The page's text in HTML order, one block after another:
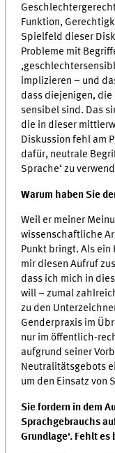
Funktion,
Spielfeld dieser
Probleme mit
implizieren – und
dass diejenigen, die
sensibel sind. Das
die in dieser
Diskussion fehl am
dafür, neutrale
Sprache‘ zu
Warum haben Sie
Weil er meiner
wissenschaftliche
Punkt bringt. Als ein
mir diesen Aufruf
dass ich mich in
will – zumal
zu den
Genderpraxis im
nur im öffentlich-
aufgrund seiner
Neutralitätsgebots
um den Einsatz von
Sie fordern in dem
Sprachgebrauchs
Grundlage‘. Fehlt es